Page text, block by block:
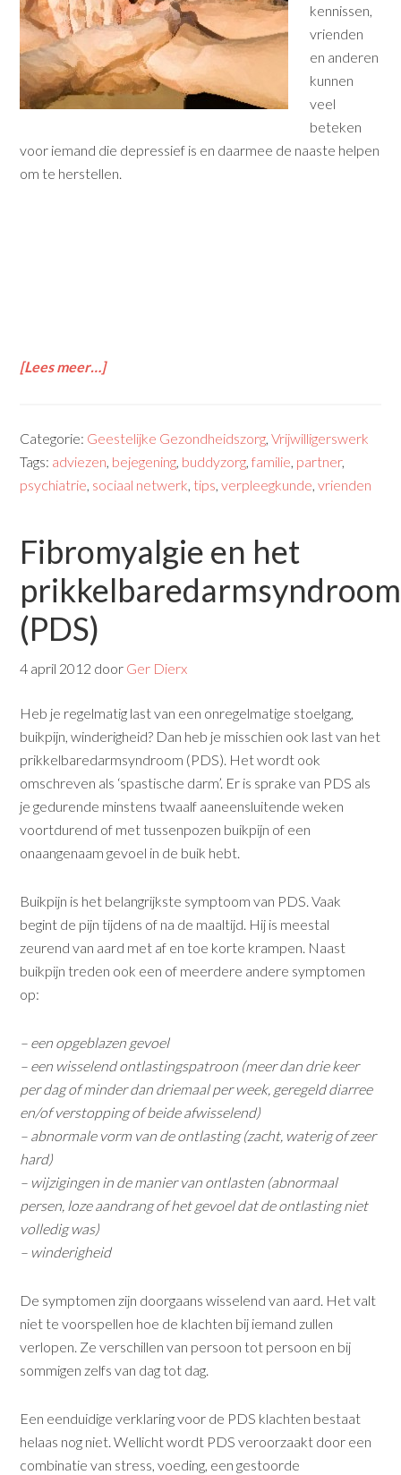
kennissen,
vrienden
en anderen
kunnen
veel
beteken
voor iemand die depressief is en daarmee de naaste helpen
om te herstellen.
[Lees meer…]
Categorie: Geestelijke Gezondheidszorg,Vrijwilligerswerk
Tags: adviezen, bejegening, buddyzorg,familie, partner,
psychiatrie, sociaal netwerk, tips,verpleegkunde,vrienden
Fibromyalgie en het
prikkelbaredarmsyndroom
(PDS)
4 april 2012 door Ger Dierx
Heb je regelmatig last van een onregelmatige stoelgang,
buikpijn, winderigheid? Dan heb je misschien ook last van het
prikkelbaredarmsyndroom (PDS). Het wordt ook
omschreven als ‘spastische darm’. Er is sprake van PDS als
je gedurende minstens twaalf aaneensluitende weken
voortdurend of met tussenpozen buikpijn of een
onaangenaam gevoel in de buik hebt.
Buikpijn is het belangrijkste symptoom van PDS. Vaak
begint de pijn tijdens of na de maaltijd. Hij is meestal
zeurend van aard met af en toe korte krampen. Naast
buikpijn treden ook een of meerdere andere symptomen
op:
– een opgeblazen gevoel
– een wisselend ontlastingspatroon (meer dan drie keer
per dag of minder dan driemaal per week, geregeld diarree
en/of verstopping of beide afwisselend)
– abnormale vorm van de ontlasting (zacht, waterig of zeer
hard)
– wijzigingen in de manier van ontlasten (abnormaal
persen, loze aandrang of het gevoel dat de ontlasting niet
volledig was)
– winderigheid
De symptomen zijn doorgaans wisselend van aard. Het valt
niet te voorspellen hoe de klachten bij iemand zullen
verlopen. Ze verschillen van persoon tot persoon en bij
sommigen zelfs van dag tot dag.
Een eenduidige verklaring voor de PDS klachten bestaat
helaas nog niet. Wellicht wordt PDS veroorzaakt door een
combinatie van stress, voeding, een gestoorde